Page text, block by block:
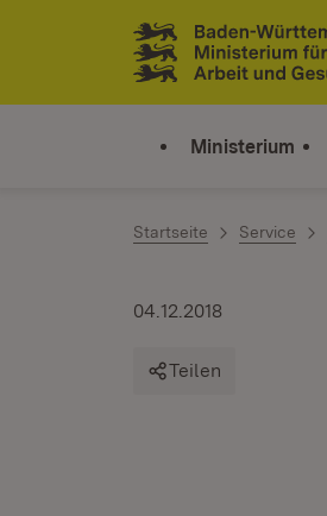
Zum Inhalt springen
Link zur Startseite
Ministerium
Startseite Service
04.12.2018
Teilen